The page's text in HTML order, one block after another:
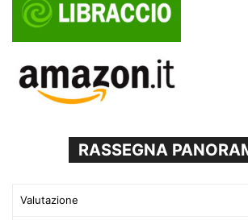
RASSEGNA
Valutazione